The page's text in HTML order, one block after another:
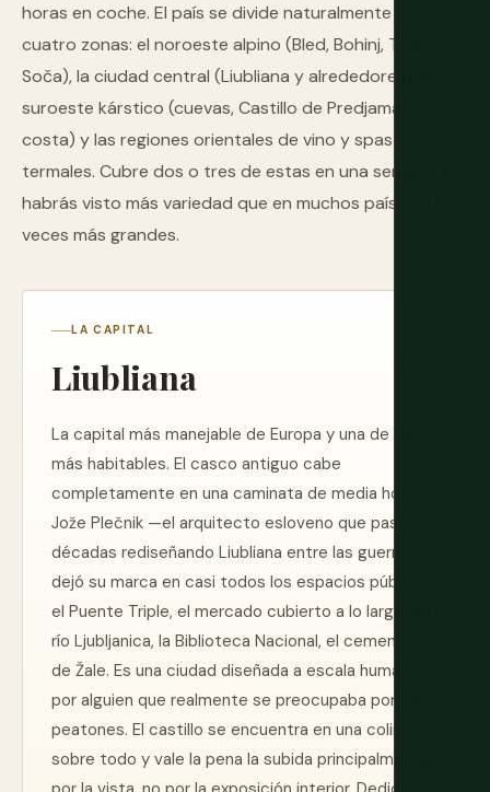
horas en coche. El país se divide naturalmente en
cuatro zonas: el noroeste alpino (Bled, Bohinj, Triglav,
Soča), la ciudad central (Liubliana y alrededores), el
suroeste kárstico (cuevas, Castillo de Predjama, vino,
costa) y las regiones orientales de vino y spas
termales. Cubre dos o tres de estas en una semana y
habrás visto más variedad que en muchos países tres
veces más grandes.
LA CAPITAL
Liubliana
La capital más manejable de Europa y una de las
más habitables. El casco antiguo cabe
completamente en una caminata de media hora.
Jože Plečnik —el arquitecto esloveno que pasó
décadas rediseñando Liubliana entre las guerras—
dejó su marca en casi todos los espacios públicos:
el Puente Triple, el mercado cubierto a lo largo del
río Ljubljanica, la Biblioteca Nacional, el cementerio
de Žale. Es una ciudad diseñada a escala humana
por alguien que realmente se preocupaba por los
peatones. El castillo se encuentra en una colina
sobre todo y vale la pena la subida principalmente